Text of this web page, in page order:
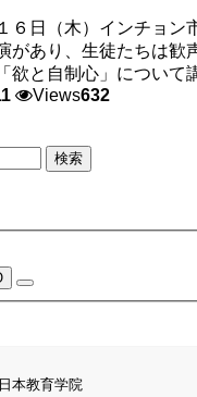
６日（木）インチョ
があり、生徒たちは
欲と自制心」について
Views632
検索
本教育学院